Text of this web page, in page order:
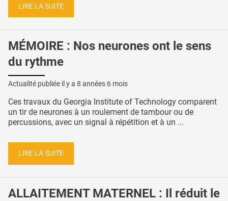
LIRE LA SUITE
MÉMOIRE : Nos neurones ont le sens
du rythme
Actualité publiée il y a 8 années 6 mois
Ces travaux du Georgia Institute of Technology comparent
un tir de neurones à un roulement de tambour ou de
percussions, avec un signal à répétition et à un ...
LIRE LA SUITE
ALLAITEMENT MATERNEL : Il réduit le